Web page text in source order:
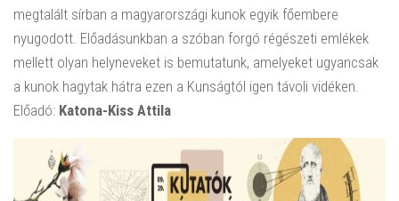
megtalált sírban a magyarországi kunok egyik főembere
nyugodott. Előadásunkban a szóban forgó régészeti emlékek
mellett olyan helyneveket is bemutatunk, amelyeket ugyancsak
a kunok hagytak hátra ezen a Kunságtól igen távoli vidéken.
Előadó: Katona-Kiss Attila